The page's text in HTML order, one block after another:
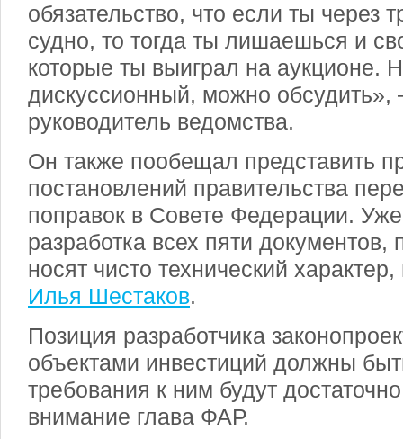
обязательство, что если ты через
судно, то тогда ты лишаешься и
которые ты выиграл на аукционе.
дискуссионный, можно обсудить»,
руководитель ведомства.
Он также пообещал представить
постановлений правительства
поправок в Совете Федерации.
разработка всех пяти документов,
носят чисто технический
Илья Шестаков.
Позиция разработчика
объектами инвестиций должны
требования к ним будут
внимание глава ФАР.